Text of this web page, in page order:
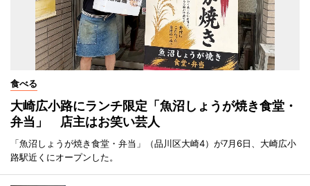
食べる
大崎広小路にランチ限定「魚沼しょうが焼き食堂・
弁当」 店主はお笑い芸人
「魚沼しょうが焼き食堂・弁当」（品川区大崎4）が7月6日、大崎広小
路駅近くにオープンした。